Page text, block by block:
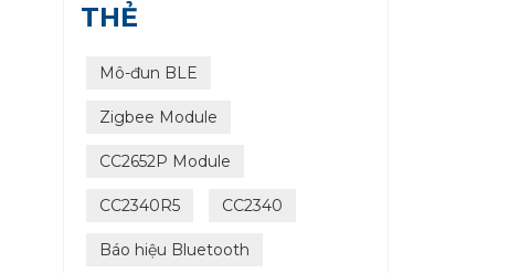
THẺ
Mô-đun BLE
Zigbee Module
CC2652P Module
CC2340R5 CC2340
Báo hiệu Bluetooth